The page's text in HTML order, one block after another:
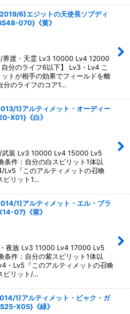
6)エジットの天使長ソプディ
070}《黄》
界渡・天霊 Lv3 10000 Lv4 12000
自分のライフ6以下】 Lv3・Lv4 こ
トが相手の効果でフィールドを離
分のライフのコア1…
1)アルティメット・オーディー
X01}《白》
装 Lv3 10000 Lv4 15000 Lv5
条件：自分の白スピリット1体以
Lv5『このアルティメットの召喚
ピリット1…
1)アルティメット・エル・ブラ
07}《紫》
夜族 Lv3 11000 Lv4 17000 Lv5
条件：自分の紫スピリット1体以
・Lv5『このアルティメットの召喚
ピリット/…
1)アルティメット・ビャク・ガ
X05}《緑》